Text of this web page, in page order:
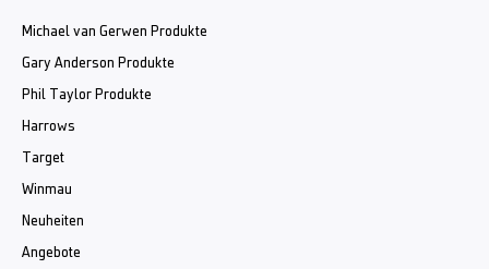
Michael van Gerwen Produkte
Gary Anderson Produkte
Phil Taylor Produkte
Harrows
Target
Winmau
Neuheiten
Angebote